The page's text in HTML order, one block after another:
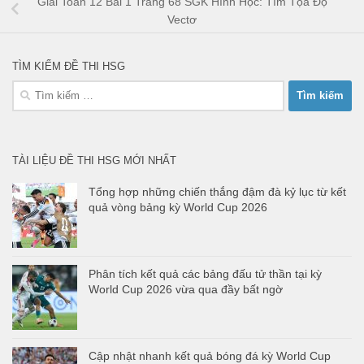
Vectơ
TÌM KIẾM ĐỀ THI HSG
Tìm
TÀI LIỆU ĐỀ THI HSG MỚI NHẤT
Tổng hợp những chiến thắng đậm đà kỷ lục từ kết
quả vòng bảng kỳ World Cup 2026
Phân tích kết quả các bảng đấu tử thần tại kỳ
World Cup 2026 vừa qua đầy bất ngờ
Cập nhật nhanh kết quả bóng đá kỳ World Cup